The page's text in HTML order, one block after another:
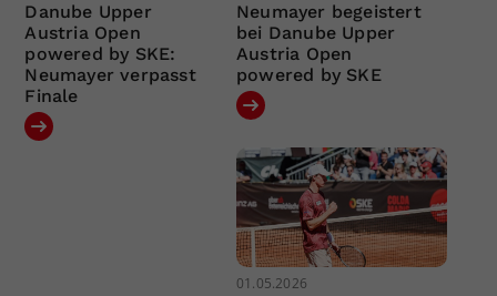
Danube Upper
Austria Open
powered by SKE:
Neumayer verpasst
Finale
Neumayer begeistert
bei Danube Upper
Austria Open
powered by SKE
01.05.2026